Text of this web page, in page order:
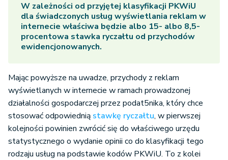
W zależności od przyjętej klasyfikacji PKWiU
dla świadczonych usług wyświetlania reklam w
internecie właściwa będzie albo 15- albo 8,5-
procentowa stawka ryczałtu od przychodów
ewidencjonowanych.
Mając powyższe na uwadze, przychody z reklam
wyświetlanych w internecie w ramach prowadzonej
działalności gospodarczej przez podat5nika, który chce
stosować odpowiednią stawkę ryczałtu, w pierwszej
kolejności powinien zwrócić się do właściwego urzędu
statystycznego o wydanie opinii co do klasyfikacji tego
rodzaju usług na podstawie kodów PKWiU. To z kolei